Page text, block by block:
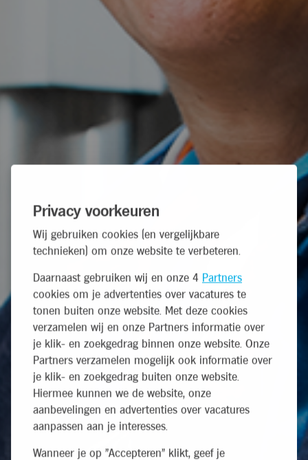
Privacy voorkeuren
Wij gebruiken cookies (en vergelijkbare
technieken) om onze website te verbeteren.
Daarnaast gebruiken wij en onze 4 Partners
cookies om je advertenties over vacatures te
tonen buiten onze website. Met deze cookies
verzamelen wij en onze Partners informatie over
je klik- en zoekgedrag binnen onze website. Onze
Partners verzamelen mogelijk ook informatie over
je klik- en zoekgedrag buiten onze website.
Hiermee kunnen we de website, onze
aanbevelingen en advertenties over vacatures
aanpassen aan je interesses.
Wanneer je op "Accepteren" klikt, geef je